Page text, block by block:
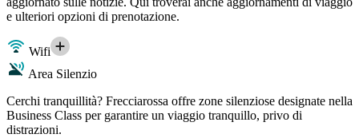
e ulteriori opzioni di prenotazione.
Wifi
Area Silenzio
Cerchi tranquillità? Frecciarossa offre zone silenziose designate nella
Business Class per garantire un viaggio tranquillo, privo di
distrazioni.